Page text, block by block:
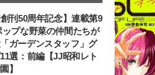
創刊50周年記念】連載第9
ップな野菜の仲間たちが
ガーデンスタッフ」グ
選：前編【JJ昭和レト
】